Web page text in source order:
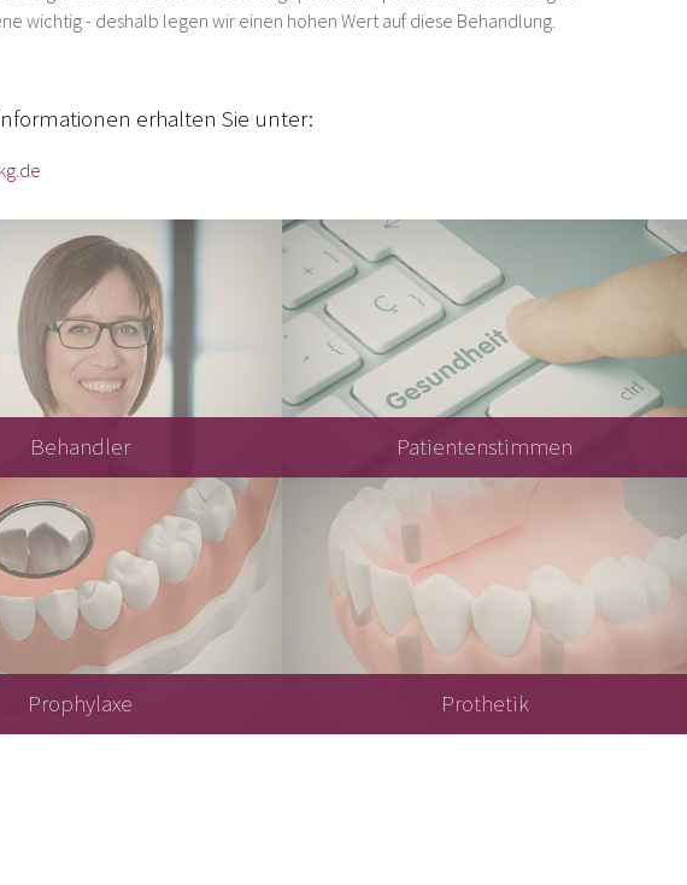
wichtig - deshalb legen wir einen hohen Wert auf diese Behandlung.
erhalten Sie unter:
Behandler Patientenstimmen
Prophylaxe Prothetik